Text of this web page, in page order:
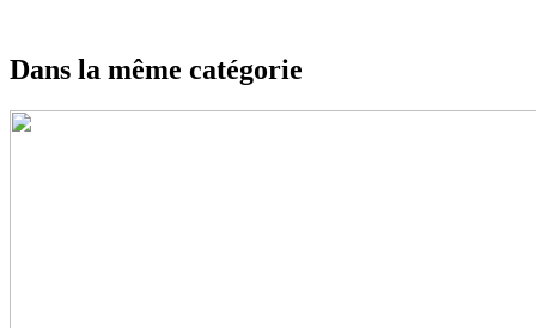
Dans la même catégorie